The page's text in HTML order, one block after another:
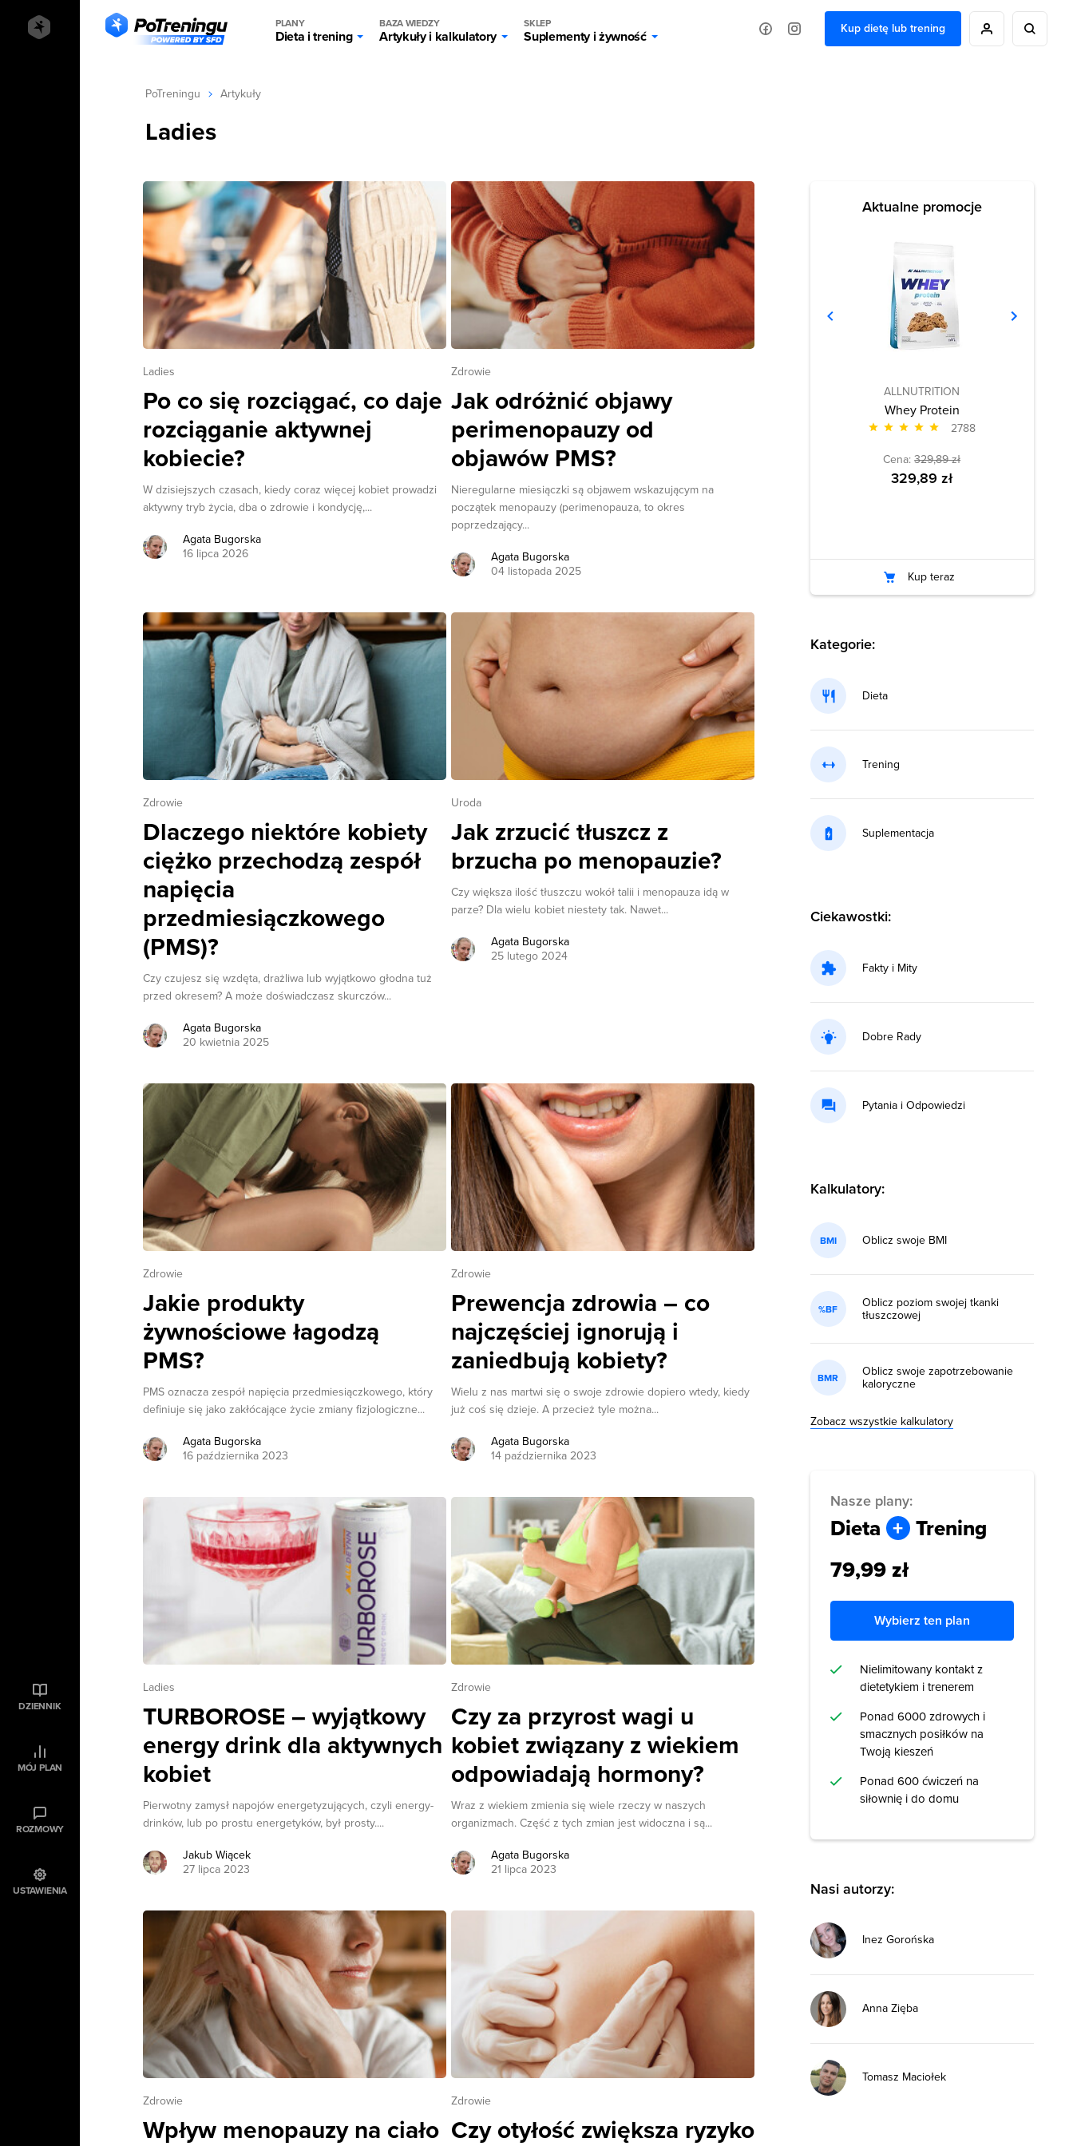
PLANY
Dieta i trening
BAZA WIEDZY
Artykuły i kalkulatory
SKLEP
Suplementy i żywność
Kup dietę lub trening
DZIENNIK
MÓJ PLAN
ROZMOWY
USTAWIENIA
PoTreningu Artykuły
Ladies
Ladies
Po co się rozciągać, co daje
rozciąganie aktywnej
kobiecie?
W dzisiejszych czasach, kiedy coraz więcej kobiet prowadzi
aktywny tryb życia, dba o zdrowie i kondycję,...
Agata Bugorska
16 lipca 2026
Zdrowie
Jak odróżnić objawy
perimenopauzy od
objawów PMS?
Nieregularne miesiączki są objawem wskazującym na
początek menopauzy (perimenopauza, to okres
poprzedzający...
Agata Bugorska
04 listopada 2025
Zdrowie
Dlaczego niektóre kobiety
ciężko przechodzą zespół
napięcia
przedmiesiączkowego
(PMS)?
Czy czujesz się wzdęta, drażliwa lub wyjątkowo głodna tuż
przed okresem? A może doświadczasz skurczów...
Agata Bugorska
20 kwietnia 2025
Uroda
Jak zrzucić tłuszcz z
brzucha po menopauzie?
Czy większa ilość tłuszczu wokół talii i menopauza idą w
parze? Dla wielu kobiet niestety tak. Nawet...
Agata Bugorska
25 lutego 2024
Zdrowie
Jakie produkty
żywnościowe łagodzą
PMS?
PMS oznacza zespół napięcia przedmiesiączkowego, który
definiuje się jako zakłócające życie zmiany fizjologiczne...
Agata Bugorska
16 października 2023
Zdrowie
Prewencja zdrowia – co
najczęściej ignorują i
zaniedbują kobiety?
Wielu z nas martwi się o swoje zdrowie dopiero wtedy, kiedy
już coś się dzieje. A przecież tyle można...
Agata Bugorska
14 października 2023
Ladies
TURBOROSE – wyjątkowy
energy drink dla aktywnych
kobiet
Pierwotny zamysł napojów energetyzujących, czyli energy-
drinków, lub po prostu energetyków, był prosty....
Jakub Wiącek
27 lipca 2023
Zdrowie
Czy za przyrost wagi u
kobiet związany z wiekiem
odpowiadają hormony?
Wraz z wiekiem zmienia się wiele rzeczy w naszych
organizmach. Część z tych zmian jest widoczna i są...
Agata Bugorska
21 lipca 2023
Zdrowie
Wpływ menopauzy na ciało
Zdrowie
Czy otyłość zwiększa ryzyko
Aktualne promocje
ALLNUTRITION
Whey Protein
2788
Cena:329,89 zł
329,89 zł
Kup teraz
Kategorie:
Dieta
Trening
Suplementacja
Ciekawostki:
Fakty i Mity
Dobre Rady
Pytania i Odpowiedzi
Kalkulatory:
BMI Oblicz swoje BMI
%BF
Oblicz poziom swojej tkanki
tłuszczowej
BMR
Oblicz swoje zapotrzebowanie
kaloryczne
Zobacz wszystkie kalkulatory
Nasze plany:
Dieta + Trening
79,99 zł
Wybierz ten plan
Nielimitowany kontakt z
dietetykiem i trenerem
Ponad 6000 zdrowych i
smacznych posiłków na
Twoją kieszeń
Ponad 600 ćwiczeń na
siłownię i do domu
Nasi autorzy:
Inez Gorońska
Anna Zięba
Tomasz Maciołek